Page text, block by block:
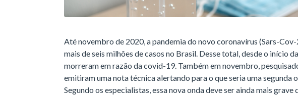
Até novembro de 2020, a pandemia do novo coronavírus (Sars-
mais de seis milhões de casos no Brasil. Desse total, desde o início
morreram em razão da covid-19. Também em novembro,
emitiram uma nota técnica alertando para o que seria uma segunda
Segundo os especialistas, essa nova onda deve ser ainda mais grave